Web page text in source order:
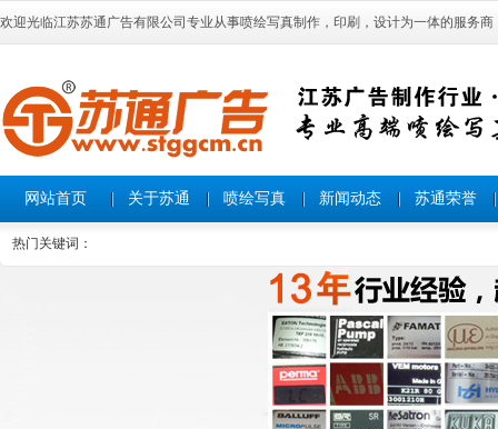
欢迎光临江苏苏通广告有限公司专业从事喷绘写真制作，印刷，设计为一体的服务商
网站首页 关于苏通 喷绘写真 新闻动态 苏通荣誉
热门关键词：